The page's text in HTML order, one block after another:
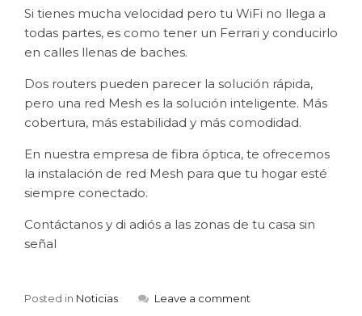
Si tienes mucha velocidad pero tu WiFi no llega a
todas partes, es como tener un Ferrari y conducirlo
en calles llenas de baches.
Dos routers pueden parecer la solución rápida,
pero una red Mesh es la solución inteligente. Más
cobertura, más estabilidad y más comodidad.
En nuestra empresa de fibra óptica, te ofrecemos
la instalación de red Mesh para que tu hogar esté
siempre conectado.
Contáctanos y di adiós a las zonas de tu casa sin
señal
Posted in Noticias Leave a comment